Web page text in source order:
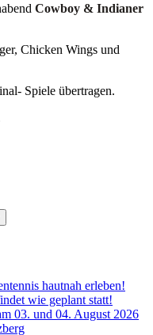
Cowboy & Indianer
Chicken Wings und
Spiele übertragen.
hautnah erleben!
wie geplant statt!
03. und 04. August 2026